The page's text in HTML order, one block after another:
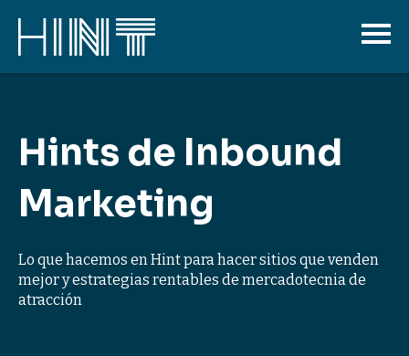
Hints de Inbound
Marketing
Lo que hacemos en Hint para hacer sitios que venden
mejor y estrategias rentables de mercadotecnia de
atracción